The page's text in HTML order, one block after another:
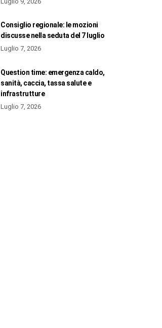
Consiglio regionale: le mozioni
discusse nella seduta del 7 luglio
Luglio 7, 2026
Question time: emergenza caldo,
sanità, caccia, tassa salute e
infrastrutture
Luglio 7, 2026